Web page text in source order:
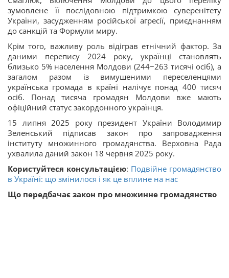
зумовлене її послідовною підтримкою суверенітету
України, засудженням російської агресії, приєднанням
до санкцій та Формули миру.
Крім того, важливу роль відіграв етнічний фактор. За
даними перепису 2024 року, українці становлять
близько 5% населення Молдови (244−263 тисячі осіб), а
загалом разом із вимушеними переселенцями
українська громада в країні налічує понад 400 тисяч
осіб. Понад тисяча громадян Молдови вже мають
офіційний статус закордонного українця.
15 липня 2025 року президент України Володимир
Зеленський підписав закон про запровадження
інституту множинного громадянства. Верховна Рада
ухвалила даний закон 18 червня 2025 року.
Користуйтеся консультацією: Подвійне громадянство
в Україні: що змінилося і як це вплине на нас
Що передбачає закон про множинне громадянство